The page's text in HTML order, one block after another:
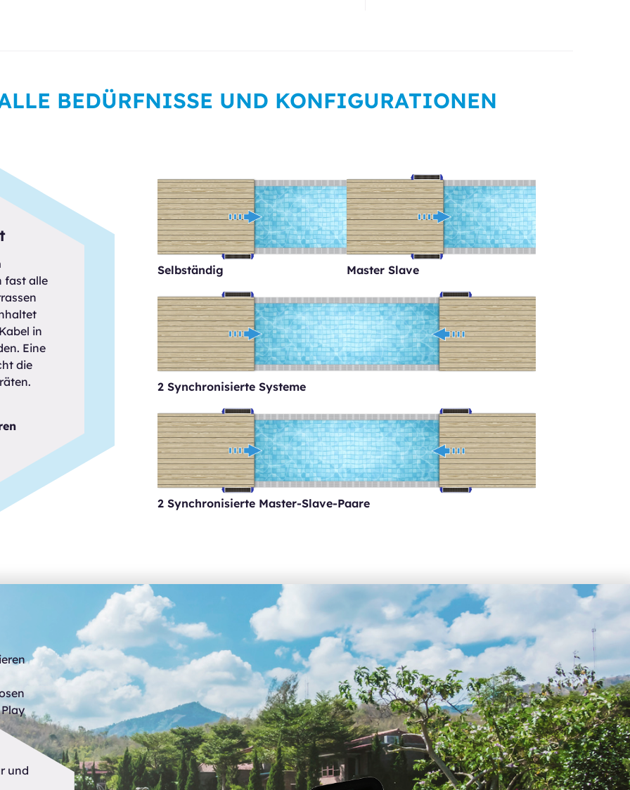
BEDÜRFNISSE UND KONFIGURATIONEN
fast alle
in
Eine
die
Selbständig Master Slave
2 Synchronisierte Systeme
2 Synchronisierte Master-Slave-Paare
und